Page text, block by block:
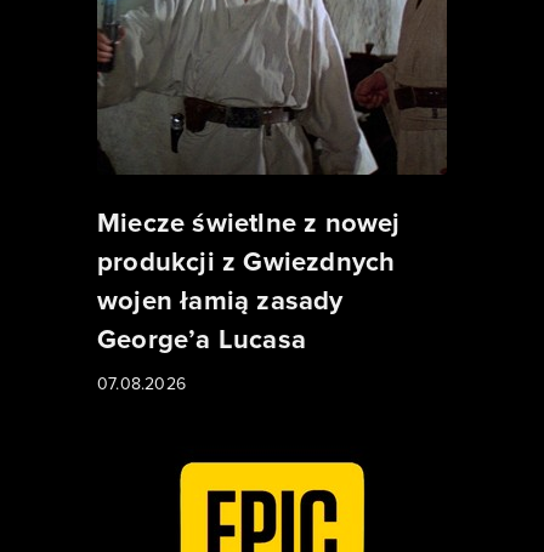
Miecze świetlne z nowej
produkcji z Gwiezdnych
wojen łamią zasady
George’a Lucasa
07.08.2026